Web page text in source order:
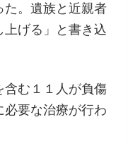
た。遺族と近親者
上げる」と書き込
含む１１人が負傷
必要な治療が行わ